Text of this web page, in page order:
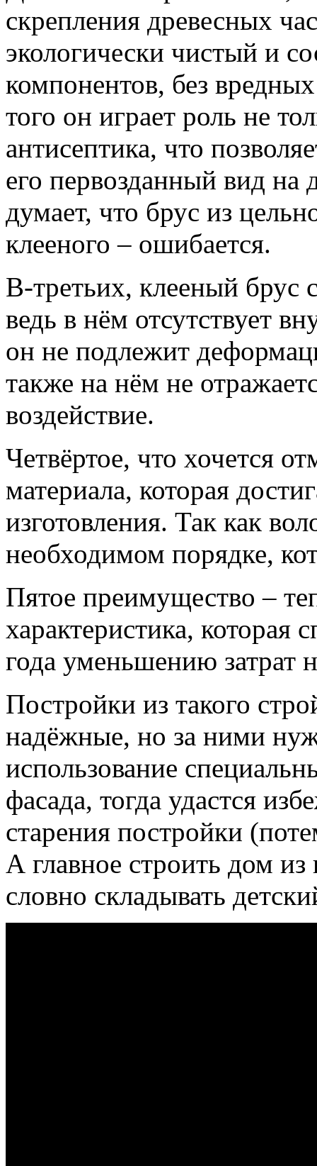
скрепления древесных
экологически чистый и
компонентов, без
того он играет роль не
антисептика, что
его первозданный вид на
думает, что брус из
клееного – ошибается.
В-третьих, клееный брус
ведь в нём отсутствует
он не подлежит
также на нём не
воздействие.
Четвёртое, что хочется
материала, которая
изготовления. Так как
необходимом порядке,
Пятое преимущество –
характеристика, которая
года уменьшению затрат
Постройки из такого
надёжные, но за ними
использование
фасада, тогда удастся
старения постройки
А главное строить дом из
словно складывать